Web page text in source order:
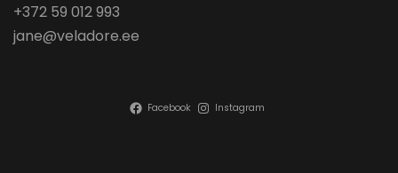
+372 59 012 993
jane@veladore.ee
Facebook Instagram